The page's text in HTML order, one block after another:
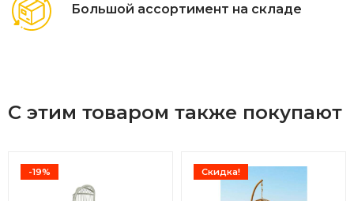
Большой ассортимент на складе
С этим товаром также покупают
-19% Скидка!